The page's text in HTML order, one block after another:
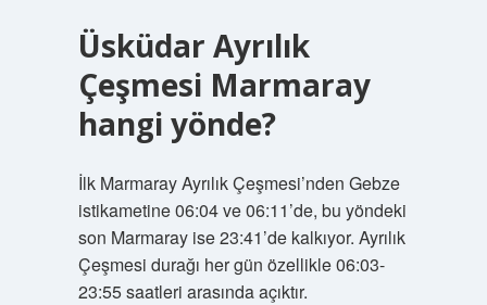
Üsküdar Ayrılık
Çeşmesi Marmaray
hangi yönde?
İlk Marmaray Ayrılık Çeşmesi’nden Gebze
istikametine 06:04 ve 06:11’de, bu yöndeki
son Marmaray ise 23:41’de kalkıyor. Ayrılık
Çeşmesi durağı her gün özellikle 06:03-
23:55 saatleri arasında açıktır.